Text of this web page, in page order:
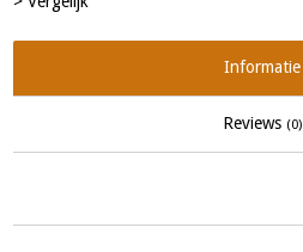
Informatie
Reviews (0)